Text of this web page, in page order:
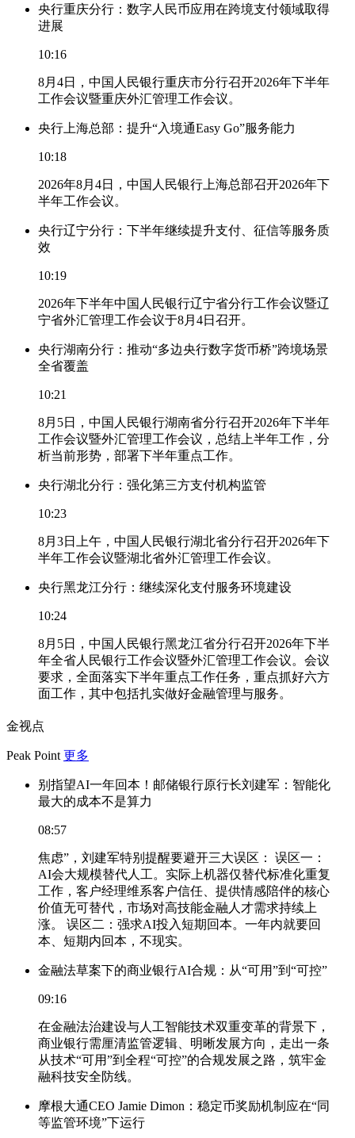
央行重庆分行：数字人民币应用在跨境支付领域取得
进展
10:16
8月4日，中国人民银行重庆市分行召开2026年下半年
工作会议暨重庆外汇管理工作会议。
央行上海总部：提升“入境通Easy Go”服务能力
10:18
2026年8月4日，中国人民银行上海总部召开2026年下
半年工作会议。
央行辽宁分行：下半年继续提升支付、征信等服务质
效
10:19
2026年下半年中国人民银行辽宁省分行工作会议暨辽
宁省外汇管理工作会议于8月4日召开。
央行湖南分行：推动“多边央行数字货币桥”跨境场景
全省覆盖
10:21
8月5日，中国人民银行湖南省分行召开2026年下半年
工作会议暨外汇管理工作会议，总结上半年工作，分
析当前形势，部署下半年重点工作。
央行湖北分行：强化第三方支付机构监管
10:23
8月3日上午，中国人民银行湖北省分行召开2026年下
半年工作会议暨湖北省外汇管理工作会议。
央行黑龙江分行：继续深化支付服务环境建设
10:24
8月5日，中国人民银行黑龙江省分行召开2026年下半
年全省人民银行工作会议暨外汇管理工作会议。会议
要求，全面落实下半年重点工作任务，重点抓好六方
面工作，其中包括扎实做好金融管理与服务。
金视点
Peak Point 更多
别指望AI一年回本！邮储银行原行长刘建军：智能化
最大的成本不是算力
08:57
焦虑”，刘建军特别提醒要避开三大误区： 误区一：
AI会大规模替代人工。实际上机器仅替代标准化重复
工作，客户经理维系客户信任、提供情感陪伴的核心
价值无可替代，市场对高技能金融人才需求持续上
涨。 误区二：强求AI投入短期回本。一年内就要回
本、短期内回本，不现实。
金融法草案下的商业银行AI合规：从“可用”到“可控”
09:16
在金融法治建设与人工智能技术双重变革的背景下，
商业银行需厘清监管逻辑、明晰发展方向，走出一条
从技术“可用”到全程“可控”的合规发展之路，筑牢金
融科技安全防线。
摩根大通CEO Jamie Dimon：稳定币奖励机制应在“同
等监管环境”下运行